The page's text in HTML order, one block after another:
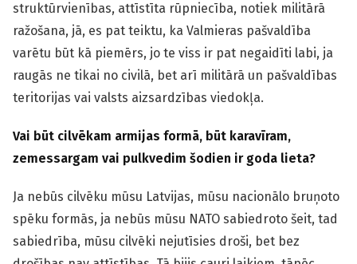
struktūrvienības, attīstīta rūpniecība, notiek militārā
ražošana, jā, es pat teiktu, ka Valmieras pašvaldība
varētu būt kā piemērs, jo te viss ir pat negaidīti labi, ja
raugās ne tikai no civilā, bet arī militārā un pašvaldības
teritorijas vai valsts aizsardzības viedokļa.
Vai būt cilvēkam armijas formā, būt karavīram,
zemessargam vai pulkvedim šodien ir goda lieta?
Ja nebūs cilvēku mūsu Latvijas, mūsu nacionālo bruņoto
spēku formās, ja nebūs mūsu NATO sabiedroto šeit, tad
sabiedrība, mūsu cilvēki nejutīsies droši, bet bez